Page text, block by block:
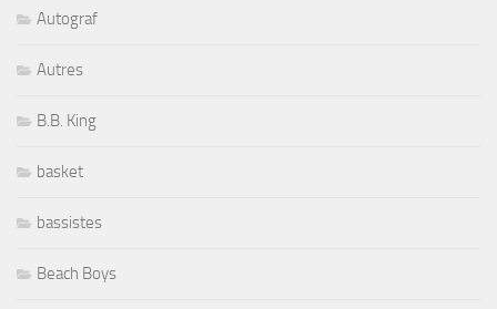
Autograf
Autres
B.B. King
basket
bassistes
Beach Boys